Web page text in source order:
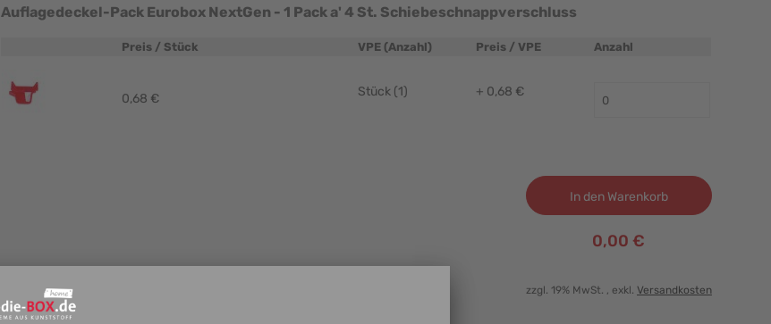
Auflagedeckel-Pack Eurobox NextGen - 1 Pack a' 4 St. Schiebeschnappverschluss
Preis / Stück VPE (Anzahl) Preis / VPE Anzahl
0,68 € Stück (1) + 0,68 €
In den Warenkorb
0,00 €
zzgl. 19% MwSt. , exkl. Versandkosten